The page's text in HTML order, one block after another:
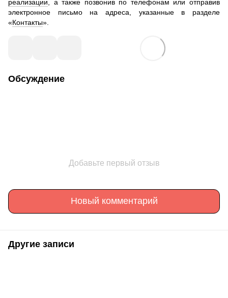
реализации , а также позвонив по телефонам или отправив
электронное письмо на адреса, указанные в разделе
«Контакты».
Обсуждение
Добавьте первый отзыв
Новый комментарий
Другие записи